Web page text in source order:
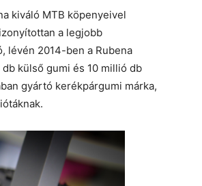
kiváló MTB köpenyeivel
a legjobb
lévén 2014-ben a Rubena
külső gumi és 10 millió db
gyártó kerékpárgumi márka,